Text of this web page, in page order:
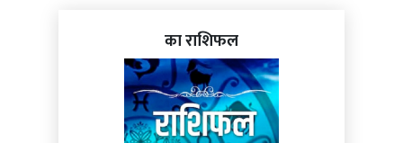
का राशिफल